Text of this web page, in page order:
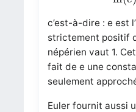
c’est-à-dire : e est
strictement positif
népérien vaut 1.
fait de e une
seulement
Euler fournit aussi